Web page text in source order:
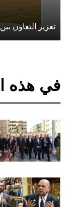
تعزيز التعاون
في هذه